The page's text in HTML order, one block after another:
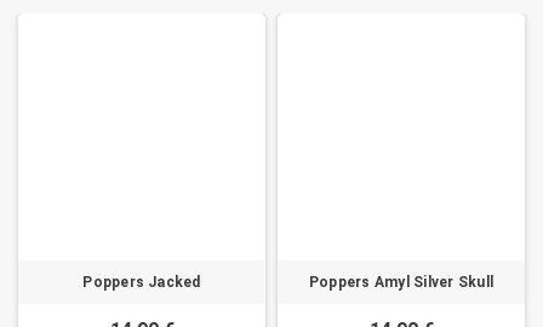
Poppers Jacked Poppers Amyl Silver Skull